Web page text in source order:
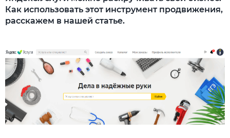
Как использовать этот инструмент продвижения,
расскажем в нашей статье.